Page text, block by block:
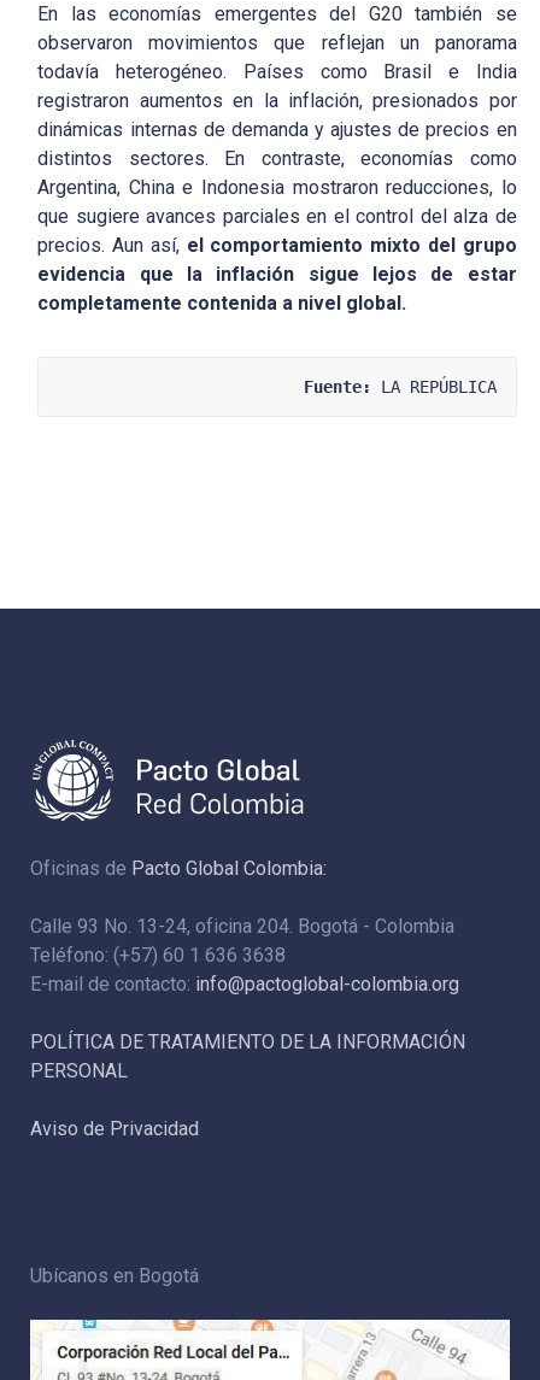
En las economías emergentes del G20 también se
observaron movimientos que reflejan un panorama
todavía heterogéneo. Países como Brasil e India
registraron aumentos en la inflación, presionados por
dinámicas internas de demanda y ajustes de precios en
distintos sectores. En contraste, economías como
Argentina, China e Indonesia mostraron reducciones, lo
que sugiere avances parciales en el control del alza de
precios. Aun así, el comportamiento mixto del grupo
evidencia que la inflación sigue lejos de estar
completamente contenida a nivel global.
Fuente: LA REPÚBLICA
Oficinas de Pacto Global Colombia:
Calle 93 No. 13-24, oficina 204. Bogotá - Colombia
Teléfono: (+57) 60 1 636 3638
E-mail de contacto: info@pactoglobal-colombia.org
POLÍTICA DE TRATAMIENTO DE LA INFORMACIÓN
PERSONAL
Aviso de Privacidad
Ubícanos en Bogotá